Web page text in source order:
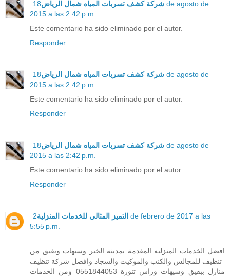
شركة كشف تسربات المياه شمال الرياض18 de agosto de
2015 a las 2:42 p.m.
Este comentario ha sido eliminado por el autor.
Responder
شركة كشف تسربات المياه شمال الرياض18 de agosto de
2015 a las 2:42 p.m.
Este comentario ha sido eliminado por el autor.
Responder
شركة كشف تسربات المياه شمال الرياض18 de agosto de
2015 a las 2:42 p.m.
Este comentario ha sido eliminado por el autor.
Responder
التميز المثالي للخدمات المنزلية2 de febrero de 2017 a las
5:55 p.m.
افضل الخدمات المنزليه المقدمة بمدينة الخبر وسيهات وبقيق من
تنظيف للمجالس والكنب والموكيت والسجاد وافضل شركة تنظيف
منازل ببقيق وسيهات وراس تنورة 0551844053 ومن الخدمات